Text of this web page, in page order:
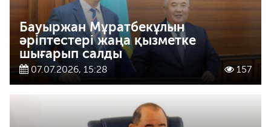
Бауыржан Мұратбекұлын
әріптестері жаңа қызметке
шығарып салды
07.07.2026, 15:28 157